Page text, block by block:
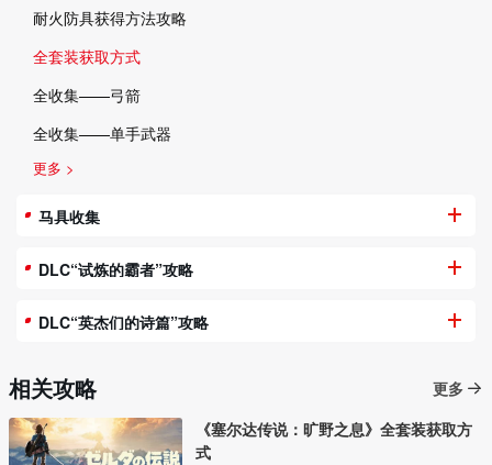
耐火防具获得方法攻略
全套装获取方式
全收集——弓箭
全收集——单手武器
更多 >
马具收集
DLC“试炼的霸者”攻略
DLC“英杰们的诗篇”攻略
相关攻略
更多
《塞尔达传说：旷野之息》全套装获取方
式